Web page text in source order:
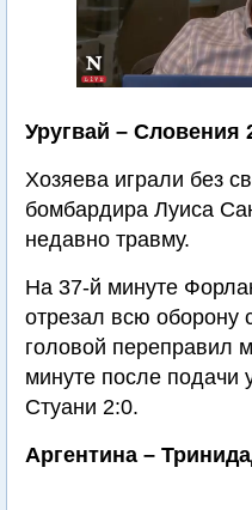
Уругвай – Словения
Хозяева играли без
бомбардира Луиса
недавно травму.
На 37-й минуте
отрезал всю оборону
головой переправил
минуте после подачи
Стуани 2:0.
Аргентина –